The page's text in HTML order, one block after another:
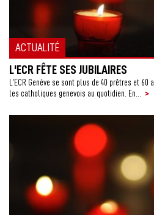
ACTUALITÉ
L'ECR FÊTE SES JUBILAIRES
L’ECR Genève se sont plus de 40 prêtres et
les catholiques genevois au quotidien. En...
>